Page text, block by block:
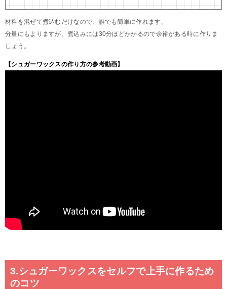
材料を混ぜて煮込むだけなので、誰でも簡単に作れます。
分量にもよりますが、煮込みには30分ほどかかるので余裕がある時に作りま
しょう。
【シュガーワックスの作り方の参考動画】
3.シュガーワックスをセルフで上手に作るため
のコツ